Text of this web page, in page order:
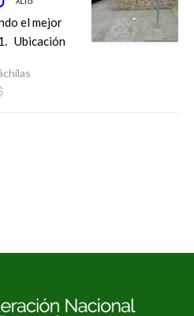
el mejor
Ubicación